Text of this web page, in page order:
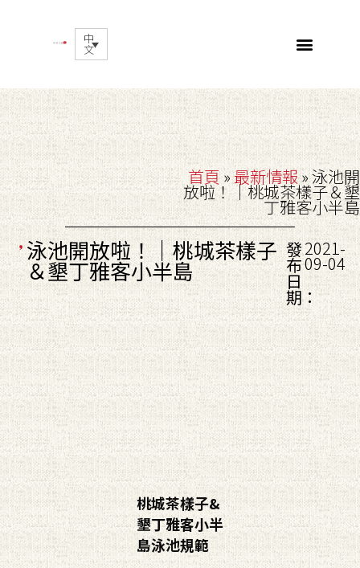
中
文
首頁»最新情報»泳池開
放啦！｜桃城茶樣子＆墾
丁雅客小半島
泳池開放啦！｜桃城茶樣子
＆墾丁雅客小半島
發
布
日
期：
2021-
09-04
桃城茶樣子&
墾丁雅客小半
島泳池規範